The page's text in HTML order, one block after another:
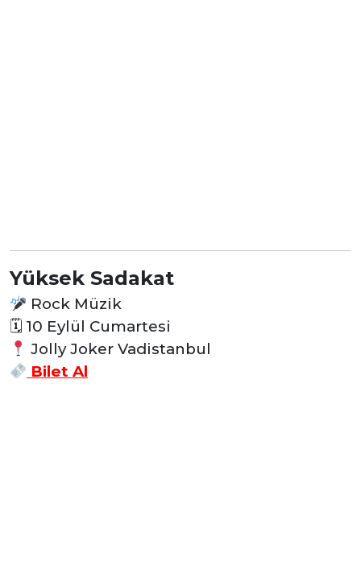
Yüksek Sadakat
Rock Müzik
🗓 10 Eylül Cumartesi
Jolly Joker Vadistanbul
Bilet Al